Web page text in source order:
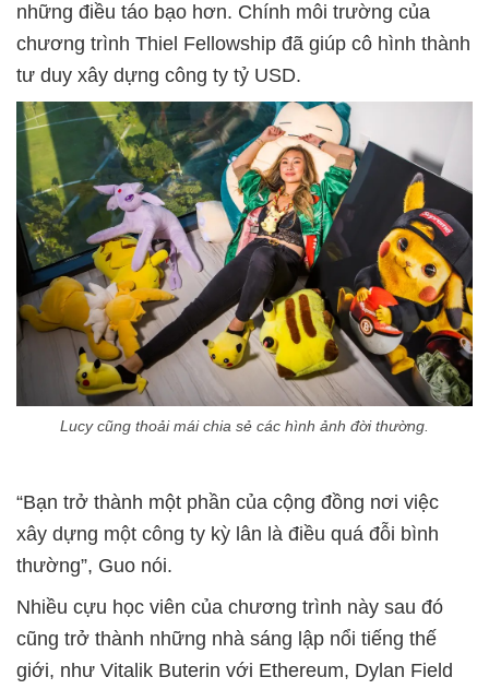
những điều táo bạo hơn. Chính môi trường của
chương trình Thiel Fellowship đã giúp cô hình thành
tư duy xây dựng công ty tỷ USD.
Lucy cũng thoải mái chia sẻ các hình ảnh đời thường.
“Bạn trở thành một phần của cộng đồng nơi việc
xây dựng một công ty kỳ lân là điều quá đỗi bình
thường”, Guo nói.
Nhiều cựu học viên của chương trình này sau đó
cũng trở thành những nhà sáng lập nổi tiếng thế
giới, như Vitalik Buterin với Ethereum, Dylan Field